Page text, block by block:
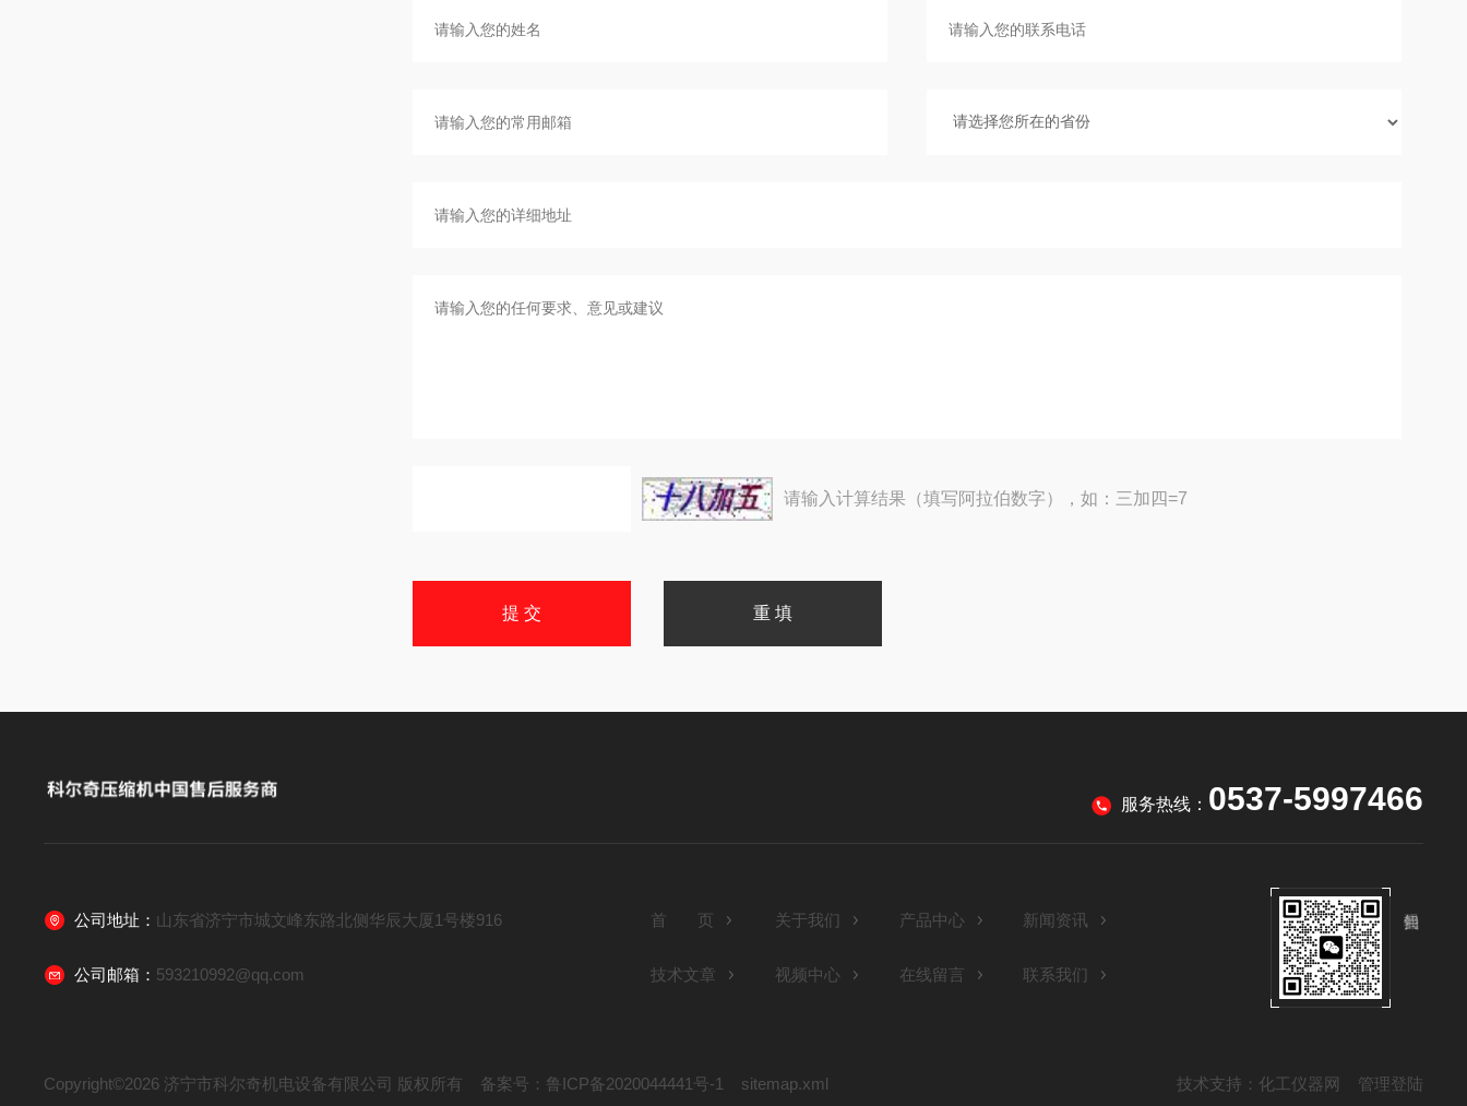
请输入计算结果（填写阿拉伯数字），如：三加四=7
服务热线： 0537-5997466
公司地址： 山东省济宁市城文峰东路北侧华辰大厦1号楼916
公司邮箱： 593210992@qq.com
首 页 关于我们 产品中心 新闻资讯
技术文章 视频中心 在线留言 联系我们
Copyright©2026 济宁市科尔奇机电设备有限公司 版权所有 备案号：鲁ICP备2020044441号-1 sitemap.xml 技术支持： 化工仪器网 管理登陆